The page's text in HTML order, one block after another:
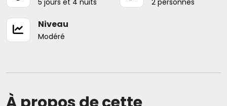
Niveau
Modéré